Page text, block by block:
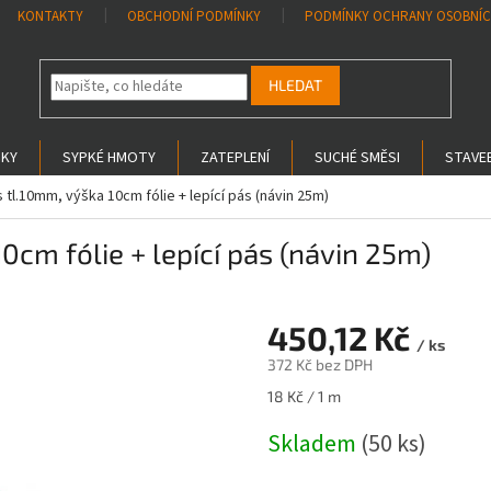
KONTAKTY OBCHODNÍ PODMÍNKY PODMÍNKY OCHRANY
HLEDAT
SYPKÉ HMOTY ZATEPLENÍ SUCHÉ SMĚSI
tl.10mm, výška 10cm fólie + lepící pás (návin 25m)
fólie + lepící pás (návin 25m)
450,12 Kč / ks
372 Kč bez DPH
Měrná
18 Kč / 1 m
Skladem (50 ks)